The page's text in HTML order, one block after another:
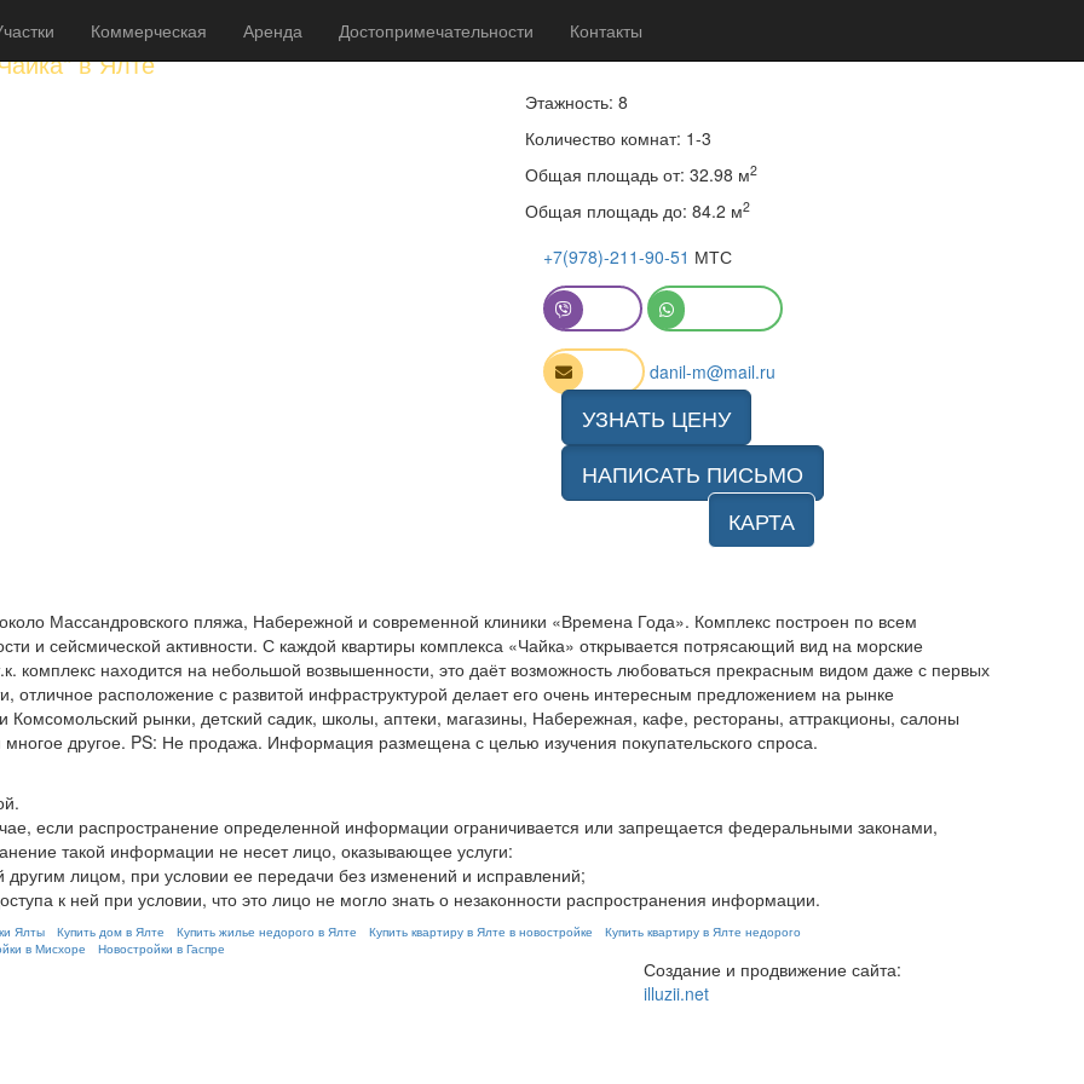
Коммерческая Аренда Достопримечательности Контакты
в Ялте
от 85 000 до 165 000 руб.
Этажность: 8
Количество комнат: 1-3
Общая площадь от: 32.98 м2
Общая площадь до: 84.2 м2
+7(978)-211-90-51 МТС
danil-m@mail.ru
УЗНАТЬ ЦЕНУ
НАПИСАТЬ ПИСЬМО
КАРТА
Массандровского пляжа, Набережной и современной клиники «Времена Года». Комплекс построен по всем
и сейсмической активности. С каждой квартиры комплекса «Чайка» открывается потрясающий вид на морские
комплекс находится на небольшой возвышенности, это даёт возможность любоваться прекрасным видом даже с первых
отличное расположение с развитой инфраструктурой делает его очень интересным предложением на рынке
рынки, детский садик, школы, аптеки, магазины, Набережная, кафе, рестораны, аттракционы, салоны
другое. PS: Не продажа. Информация размещена с целью изучения покупательского спроса.
если распространение определенной информации ограничивается или запрещается федеральными законами,
такой информации не несет лицо, оказывающее услуги:
лицом, при условии ее передачи без изменений и исправлений;
к ней при условии, что это лицо не могло знать о незаконности распространения информации.
Ялты Купить дом в Ялте Купить жилье недорого в Ялте Купить квартиру в Ялте в новостройке
Купить квартиру в Ялте недорого
в Мисхоре Новостройки в Гаспре
Создание и продвижение сайта:
illuzii.net